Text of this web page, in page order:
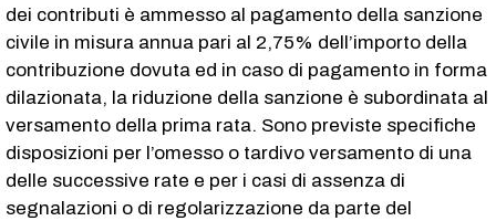
dei contributi è ammesso al pagamento della sanzione
civile in misura annua pari al 2,75% dell’importo della
contribuzione dovuta ed in caso di pagamento in forma
dilazionata, la riduzione della sanzione è subordinata al
versamento della prima rata. Sono previste specifiche
disposizioni per l’omesso o tardivo versamento di una
delle successive rate e per i casi di assenza di
segnalazioni o di regolarizzazione da parte del